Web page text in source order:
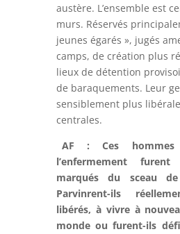
austère. L’ensemble est
murs. Réservés
jeunes égarés », jugés
camps, de création plus
lieux de détention
de baraquements. Leur
sensiblement plus
centrales.
AF : Ces
l’enfermement furent
marqués du sceau
Parvinrent-ils
libérés, à vivre à
monde ou furent-ils